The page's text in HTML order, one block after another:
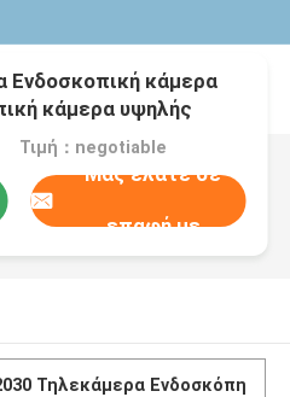
Ενδοσκοπική κάμερα
κάμερα υψηλής
Τιμή：negotiable
Μας ελάτε σε
επαφή με
Τηλεκάμερα Ενδοσκόπη